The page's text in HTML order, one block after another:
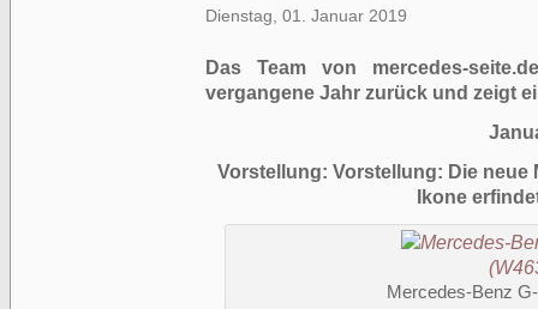
Dienstag, 01. Januar 2019
Das Team von mercedes-
vergangene Jahr zurück und zeigt
Vorstellung: Vorstellung: Die neue
Ikone
Mercedes-Benz